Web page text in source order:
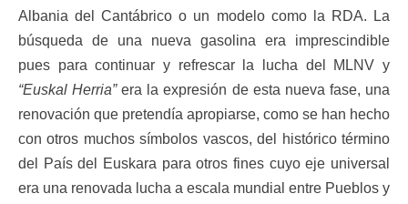
Albania del Cantábrico o un modelo como la RDA. La
búsqueda de una nueva gasolina era imprescindible
pues para continuar y refrescar la lucha del MLNV y
“Euskal Herria”era la expresión de esta nueva fase, una
renovación que pretendía apropiarse, como se han hecho
con otros muchos símbolos vascos, del histórico término
del País del Euskara para otros fines cuyo eje universal
era una renovada lucha a escala mundial entre Pueblos y